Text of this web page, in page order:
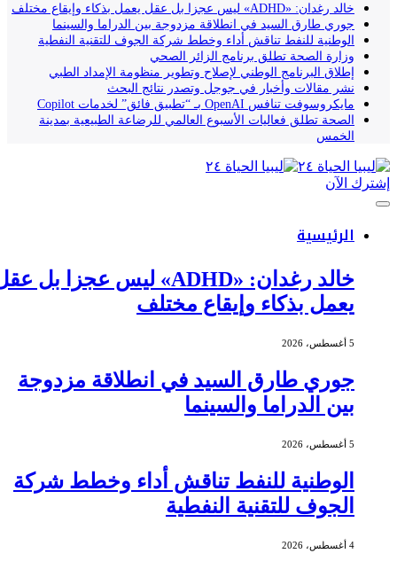
خالد رغدان: «ADHD» ليس عجزا بل عقل يعمل بذكاء وإيقاع مختلف
جوري طارق السيد في انطلاقة مزدوجة بين الدراما والسينما
الوطنية للنفط تناقش أداء وخطط شركة الجوف للتقنية النفطية
وزارة الصحة تطلق برنامج الزائر الصحي
إطلاق البرنامج الوطني لإصلاح وتطوير منظومة الإمداد الطبي
نشر مقالات وأخبار في جوجل وتصدر نتائج البحث
مايكروسوفت تنافس OpenAI بـ “تطبيق فائق” لخدمات Copilot
الصحة تطلق فعاليات الأسبوع العالمي للرضاعة الطبيعية بمدينة
الخمس
إشترك الآن
الرئيسية
خالد رغدان: «ADHD» ليس عجزا بل عقل
يعمل بذكاء وإيقاع مختلف
جوري طارق السيد في انطلاقة مزدوجة
بين الدراما والسينما
الوطنية للنفط تناقش أداء وخطط شركة
الجوف للتقنية النفطية